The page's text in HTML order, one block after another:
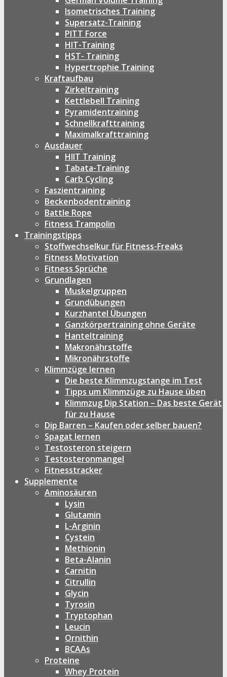
Isometrisches Training
Supersatz-Training
PITT Force
HIT-Training
HST- Training
Hypertrophie Training
Kraftaufbau
Zirkeltraining
Kettlebell Training
Pyramidentraining
Schnellkrafttraining
Maximalkrafttraining
Ausdauer
HIIT Training
Tabata-Training
Carb Cycling
Faszientraining
Beckenbodentraining
Battle Rope
Fitness Trampolin
Trainingstipps
Stoffwechselkur für Fitness-Freaks
Fitness Motivation
Fitness Sprüche
Grundlagen
Muskelgruppen
Grundübungen
Kurzhantel Übungen
Ganzkörpertraining ohne Geräte
Hanteltraining
Makronährstoffe
Mikronährstoffe
Klimmzüge lernen
Die beste Klimmzugstange im Test
Tipps um Klimmzüge zu Hause üben
Klimmzug Dip Station – Das beste Gerät
für zu Hause
Dip Barren – Kaufen oder selber bauen?
Spagat lernen
Testosteron steigern
Testosteronmangel
Fitnesstracker
Supplemente
Aminosäuren
Lysin
Glutamin
L-Arginin
Cystein
Methionin
Beta-Alanin
Carnitin
Citrullin
Glycin
Tyrosin
Tryptophan
Leucin
Ornithin
BCAAs
Proteine
Whey Protein